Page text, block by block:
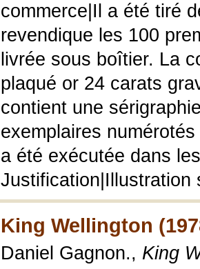
commerce|Il a été tiré
revendique les 100
livrée sous boîtier. La
plaqué or 24 carats
contient une
exemplaires
a été exécutée dans
Justification|Illustration
King Wellington
Daniel Gagnon., King